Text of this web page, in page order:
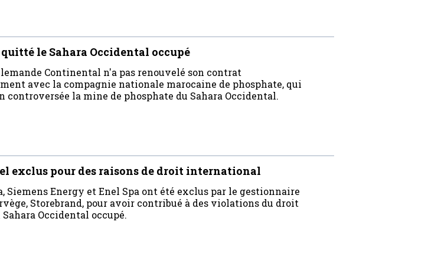
le Sahara Occidental occupé
Continental n'a pas renouvelé son contrat
avec la compagnie nationale marocaine de phosphate, qui
controversée la mine de phosphate du Sahara Occidental.
exclus pour des raisons de droit international
Siemens Energy et Enel Spa ont été exclus par le gestionnaire
Storebrand, pour avoir contribué à des violations du droit
Occidental occupé.